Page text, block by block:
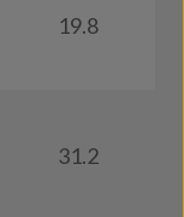
19.8
31.2